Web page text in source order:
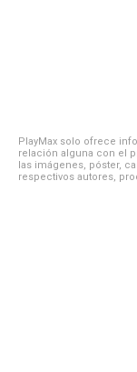
PlayMax solo ofrece
relación alguna con el
las imágenes, póster,
respectivos autores,